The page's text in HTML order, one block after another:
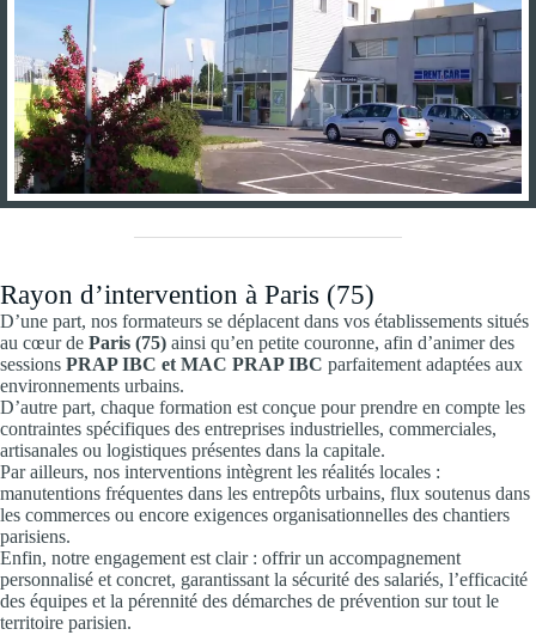
Rayon d’intervention à Paris (75)
D’une part, nos formateurs se déplacent dans vos établissements situés
au cœur de Paris (75) ainsi qu’en petite couronne, afin d’animer des
sessions PRAP IBC et MAC PRAP IBC parfaitement adaptées aux
environnements urbains.
D’autre part, chaque formation est conçue pour prendre en compte les
contraintes spécifiques des entreprises industrielles, commerciales,
artisanales ou logistiques présentes dans la capitale.
Par ailleurs, nos interventions intègrent les réalités locales :
manutentions fréquentes dans les entrepôts urbains, flux soutenus dans
les commerces ou encore exigences organisationnelles des chantiers
parisiens.
Enfin, notre engagement est clair : offrir un accompagnement
personnalisé et concret, garantissant la sécurité des salariés, l’efficacité
des équipes et la pérennité des démarches de prévention sur tout le
territoire parisien.